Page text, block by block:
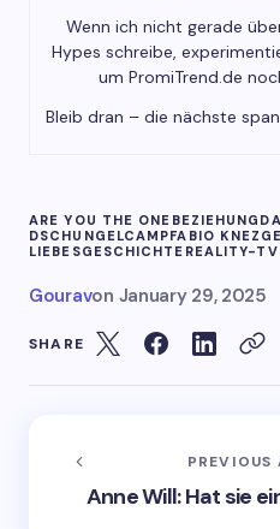
Wenn ich nicht gerade
Hypes schreibe,
um PromiTrend.de
Bleib dran – die nächste
ARE YOU THE ONE BEZIEHUNG
DSCHUNGELCAMPFABIO KNEZ
LIEBESGESCHICHTE REALITY-TV
Gouravon January 29, 2025
SHARE
PREVIOUS
Anne Will: Hat sie